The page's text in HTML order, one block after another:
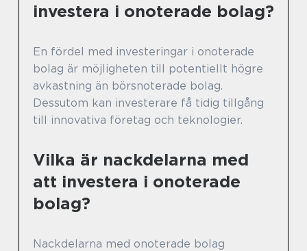
investera i onoterade bolag?
En fördel med investeringar i onoterade
bolag är möjligheten till potentiellt högre
avkastning än börsnoterade bolag.
Dessutom kan investerare få tidig tillgång
till innovativa företag och teknologier.
Vilka är nackdelarna med
att investera i onoterade
bolag?
Nackdelarna med onoterade bolag